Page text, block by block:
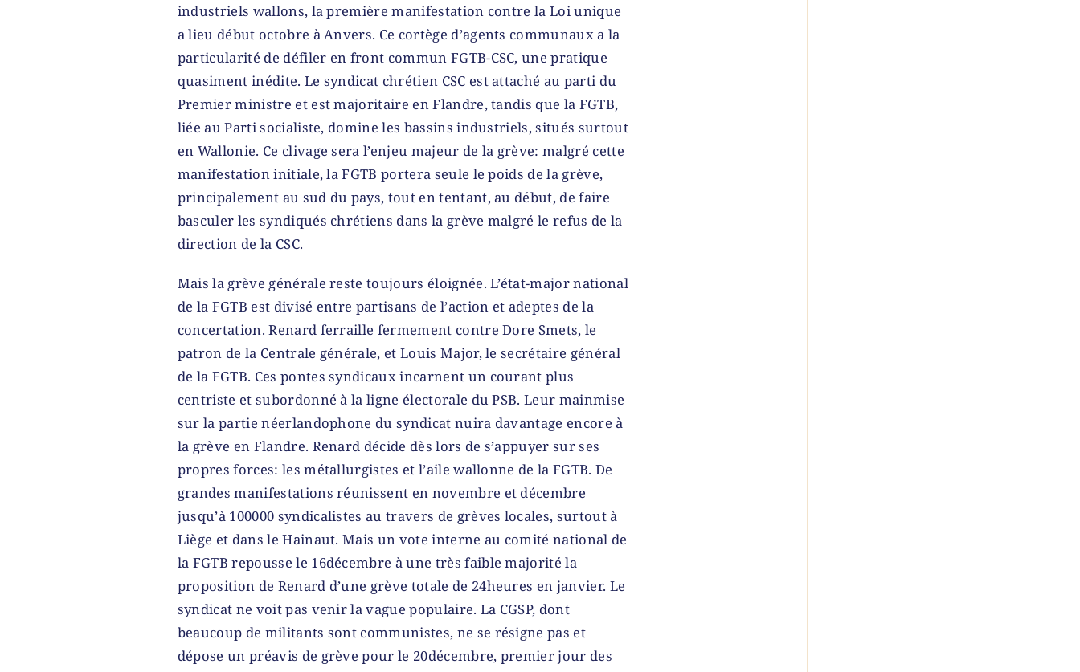
industriels wallons, la première manifestation contre la Loi unique
a lieu début octobre à Anvers. Ce cortège d’agents communaux a la
particularité de défiler en front commun FGTB-CSC, une pratique
quasiment inédite. Le syndicat chrétien CSC est attaché au parti du
Premier ministre et est majoritaire en Flandre, tandis que la FGTB,
liée au Parti socialiste, domine les bassins industriels, situés surtout
en Wallonie. Ce clivage sera l’enjeu majeur de la grève: malgré cette
manifestation initiale, la FGTB portera seule le poids de la grève,
principalement au sud du pays, tout en tentant, au début, de faire
basculer les syndiqués chrétiens dans la grève malgré le refus de la
direction de la CSC.
Mais la grève générale reste toujours éloignée. L’état-major national
de la FGTB est divisé entre partisans de l’action et adeptes de la
concertation. Renard ferraille fermement contre Dore Smets, le
patron de la Centrale générale, et Louis Major, le secrétaire général
de la FGTB. Ces pontes syndicaux incarnent un courant plus
centriste et subordonné à la ligne électorale du PSB. Leur mainmise
sur la partie néerlandophone du syndicat nuira davantage encore à
la grève en Flandre. Renard décide dès lors de s’appuyer sur ses
propres forces: les métallurgistes et l’aile wallonne de la FGTB. De
grandes manifestations réunissent en novembre et décembre
jusqu’à 100000 syndicalistes au travers de grèves locales, surtout à
Liège et dans le Hainaut. Mais un vote interne au comité national de
la FGTB repousse le 16décembre à une très faible majorité la
proposition de Renard d’une grève totale de 24heures en janvier. Le
syndicat ne voit pas venir la vague populaire. La CGSP, dont
beaucoup de militants sont communistes, ne se résigne pas et
dépose un préavis de grève pour le 20décembre, premier jour des